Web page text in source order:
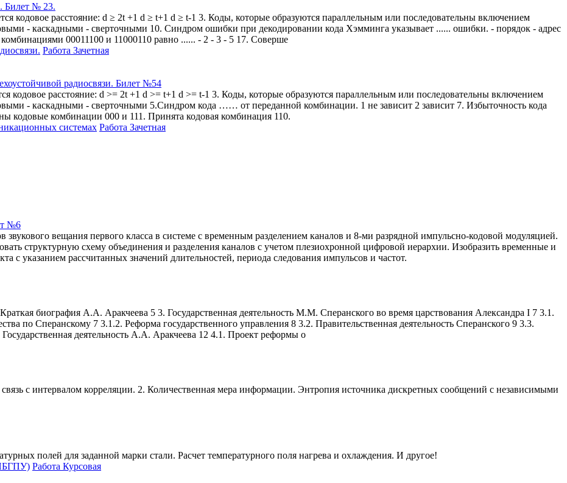
Билет № 23.
кодовое расстояние: d ≥ 2t +1 d ≥ t+1 d ≥ t-1 3. Коды, которые образуются параллельным или последовательны включением
- каскадными - сверточными 10. Синдром ошибки при декодировании кода Хэмминга указывает ...... ошибки. - порядок - адрес
00011100 и 11000110 равно ...... - 2 - 3 - 5 17. Соверше
Работа Зачетная
радиосвязи. Билет №54
кодовое расстояние: d >= 2t +1 d >= t+1 d >= t-1 3. Коды, которые образуются параллельным или последовательны включением
- каскадными - сверточными 5.Синдром кода …… от переданной комбинации. 1 не зависит 2 зависит 7. Избыточность кода
кодовые комбинации 000 и 111. Принята кодовая комбинация 110.
системах Работа Зачетная
№6
вещания первого класса в системе с временным разделением каналов и 8-ми разрядной импульсно-кодовой модуляцией.
структурную схему объединения и разделения каналов с учетом плезиохронной цифровой иерархии. Изобразить временные и
с указанием рассчитанных значений длительностей, периода следования импульсов и частот.
биография А.А. Аракчеева 5 3. Государственная деятельность М.М. Сперанского во время царствования Александра I 7 3.1.
по Сперанскому 7 3.1.2. Реформа государственного управления 8 3.2. Правительственная деятельность Сперанского 9 3.3.
деятельность А.А. Аракчеева 12 4.1. Проект реформы о
с интервалом корреляции. 2. Количественная мера информации. Энтропия источника дискретных сообщений с независимыми
полей для заданной марки стали. Расчет температурного поля нагрева и охлаждения. И другое!
Работа Курсовая